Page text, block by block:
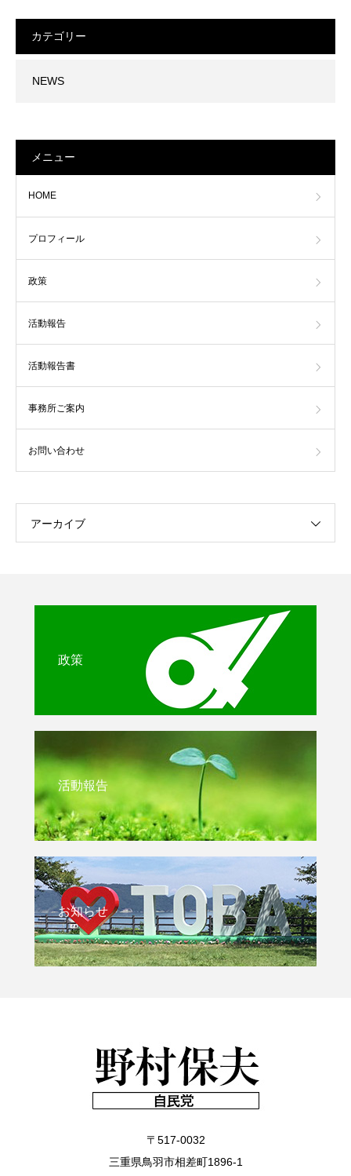
カテゴリー
NEWS
メニュー
HOME
プロフィール
政策
活動報告
活動報告書
事務所ご案内
お問い合わせ
アーカイブ
政策
活動報告
お知らせ
〒517-0032
三重県鳥羽市相差町1896-1